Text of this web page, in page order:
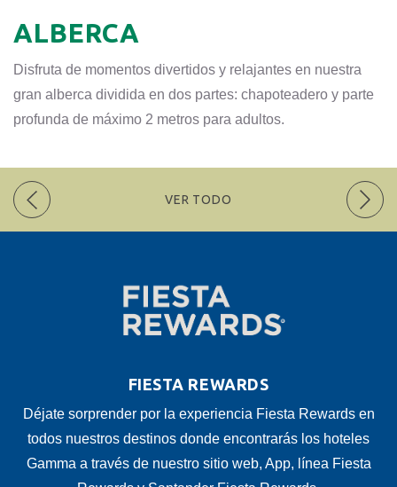
ALBERCA
Disfruta de momentos divertidos y relajantes en nuestra
gran alberca dividida en dos partes: chapoteadero y parte
profunda de máximo 2 metros para adultos.
VER TODO
FIESTA REWARDS
Déjate sorprender por la experiencia Fiesta Rewards en
todos nuestros destinos donde encontrarás los hoteles
Gamma a través de nuestro sitio web, App, línea Fiesta